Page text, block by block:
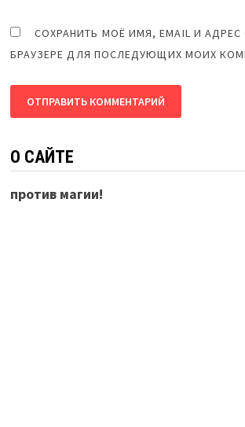
СОХРАНИТЬ МОЁ ИМЯ, EMAIL И
БРАУЗЕРЕ ДЛЯ ПОСЛЕДУЮЩИХ МОИХ
О САЙТЕ
против магии!